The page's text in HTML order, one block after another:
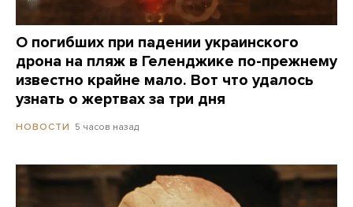
О погибших при падении украинского
дрона на пляж в Геленджике по-прежнему
известно крайне мало. Вот что удалось
узнать о жертвах за три дня
НОВОСТИ 5 часов назад